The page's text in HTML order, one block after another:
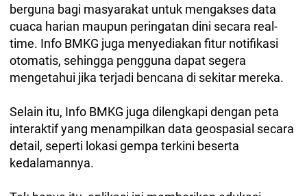
berguna bagi masyarakat untuk mengakses data
cuaca harian maupun peringatan dini secara real-
time. Info BMKG juga menyediakan fitur notifikasi
otomatis, sehingga pengguna dapat segera
mengetahui jika terjadi bencana di sekitar mereka.
Selain itu, Info BMKG juga dilengkapi dengan peta
interaktif yang menampilkan data geospasial secara
detail, seperti lokasi gempa terkini beserta
kedalamannya.